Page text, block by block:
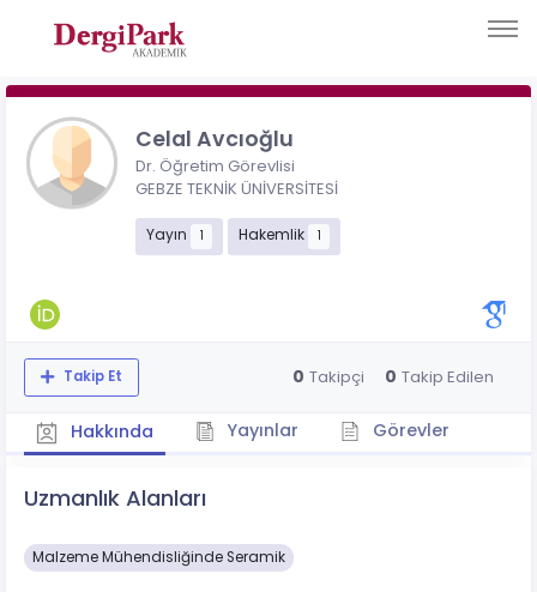
Celal Avcıoğlu
Dr. Öğretim Görevlisi
GEBZE TEKNİK ÜNİVERSİTESİ
Yayın 1 Hakemlik 1
Takip Et 0 Takipçi 0 Takip Edilen
Hakkında Yayınlar Görevler
Uzmanlık Alanları
Malzeme Mühendisliğinde Seramik